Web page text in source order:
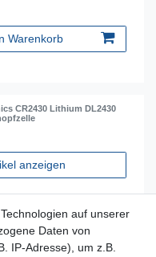
Warenkorb
CR2430 Lithium DL2430
anzeigen
auf unserer
Daten von
IP-Adresse), um z.B.